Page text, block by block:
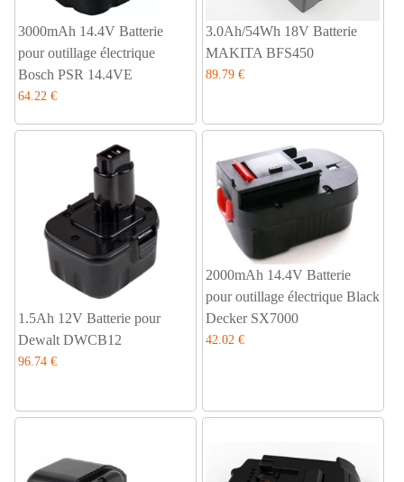
3000mAh 14.4V Batterie
pour outillage électrique
Bosch PSR 14.4VE
64.22 €
3.0Ah/54Wh 18V Batterie
MAKITA BFS450
89.79 €
1.5Ah 12V Batterie pour
Dewalt DWCB12
96.74 €
2000mAh 14.4V Batterie
pour outillage électrique Black
Decker SX7000
42.02 €